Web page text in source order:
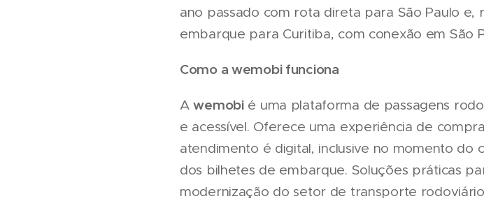
ano passado com rota direta para São Paulo
embarque para Curitiba, com conexão em São
Como awemobifunciona
Awemobié uma plataforma de passagens
e acessível. Oferece uma experiência de
atendimento é digital, inclusive no momento do
dos bilhetes de embarque. Soluções práticas
modernização do setor de transporte